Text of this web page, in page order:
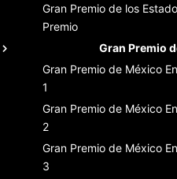
Gran Premio de los
Premio
Gran Premio
Gran Premio de México
1
Gran Premio de México
2
Gran Premio de México
3